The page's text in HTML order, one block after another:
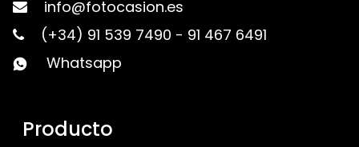
info@fotocasion.es
(+34) 91 539 7490 - 91 467 6491
Whatsapp
Producto